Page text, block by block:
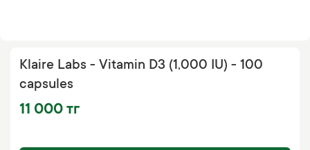
Klaire Labs - Vitamin D3 (1,000 IU) - 100
capsules
11 000 тг